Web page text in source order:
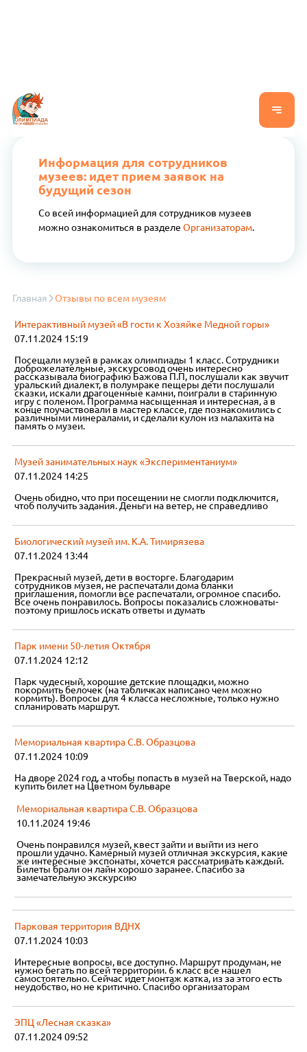
Информация для сотрудников
музеев: идет прием заявок на
будущий сезон
Со всей информацией для сотрудников музеев
можно ознакомиться в разделе Организаторам.
Главная Отзывы по всем музеям
Интерактивный музей «В гости к Хозяйке Медной горы»
07.11.2024 15:19
Посещали музей в рамках олимпиады 1 класс. Сотрудники
доброжелательные, экскурсовод очень интересно
рассказывала биографию Бажова П.П, послушали как звучит
уральский диалект, в полумраке пещеры дети послушали
сказки, искали драгоценные камни, поиграли в старинную
игру с поленом. Программа насыщенная и интересная, а в
конце поучаствовали в мастер классе, где познакомились с
различными минералами, и сделали кулон из малахита на
память о музеи.
Музей занимательных наук «Экспериментаниум»
07.11.2024 14:25
Очень обидно, что при посещении не смогли подключится,
чтоб получить задания. Деньги на ветер, не справедливо
Биологический музей им. К.А. Тимирязева
07.11.2024 13:44
Прекрасный музей, дети в восторге. Благодарим
сотрудников музея, не распечатали дома бланки
приглашения, помогли все распечатали, огромное спасибо.
Все очень понравилось. Вопросы показались сложноваты-
поэтому пришлось искать ответы и думать
Парк имени 50-летия Октября
07.11.2024 12:12
Парк чудесный, хорошие детские площадки, можно
покормить белочек (на табличках написано чем можно
кормить). Вопросы для 4 класса несложные, только нужно
спланировать маршрут.
Мемориальная квартира С.В. Образцова
07.11.2024 10:09
На дворе 2024 год, а чтобы попасть в музей на Тверской, надо
купить билет на Цветном бульваре
Мемориальная квартира С.В. Образцова
10.11.2024 19:46
Очень понравился музей, квест зайти и выйти из него
прошли удачно. Камерный музей отличная экскурсия, какие
же интересные экспонаты, хочется рассматривать каждый.
Билеты брали он лайн хорошо заранее. Спасибо за
замечательную экскурсию
Парковая территория ВДНХ
07.11.2024 10:03
Интересные вопросы, все доступно. Маршрут продуман, не
нужно бегать по всей территории. 6 класс все нашел
самостоятельно. Сейчас идет монтаж катка, из за этого есть
неудобство, но не критично. Спасибо организаторам
ЭПЦ «Лесная сказка»
07.11.2024 09:52